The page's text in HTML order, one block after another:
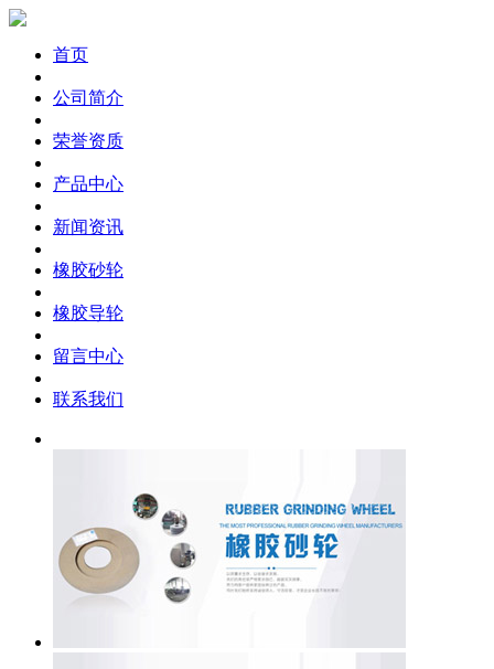
首页
公司简介
荣誉资质
产品中心
新闻资讯
橡胶砂轮
橡胶导轮
留言中心
联系我们
橡胶砂轮
橡胶砂轮
橡胶导轮 橡胶导轮